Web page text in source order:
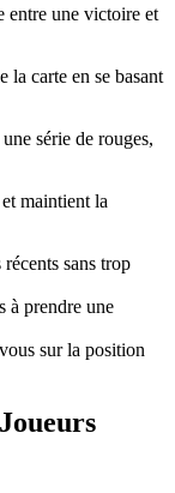
entre une victoire et
la carte en se basant
série de rouges,
maintient la
sans trop
à prendre une
sur la position